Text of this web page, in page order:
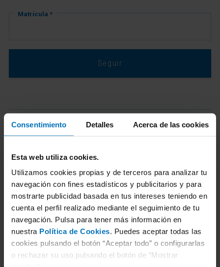
Consentimiento Detalles Acerca de las cookies
Esta web utiliza cookies.
Utilizamos cookies propias y de terceros para analizar tu
navegación con fines estadísticos y publicitarios y para
mostrarte publicidad basada en tus intereses teniendo en
cuenta el perfil realizado mediante el seguimiento de tu
navegación. Pulsa para tener más información en
nuestra Política de Cookies. Puedes aceptar todas las
cookies pulsando el botón “Aceptar todo” o configurarlas
o rechazar su uso pulsando el botón de “Mostrar
Matrícula *
Seguir
2 Selecciona vehículo y combustible
3 Selecciona servicio
4 Selecciona estación ITV